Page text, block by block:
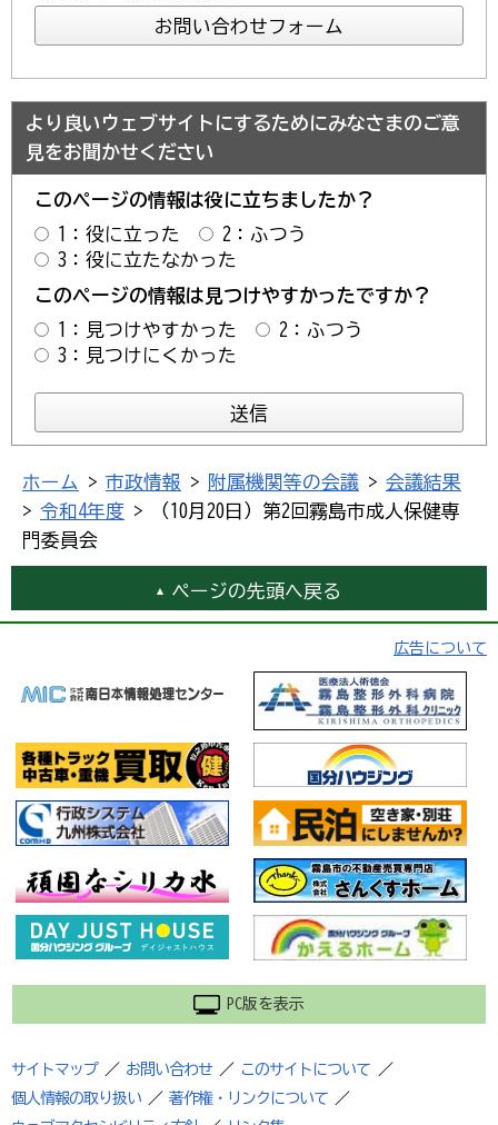
より良いウェブサイトにするためにみなさまのご意
見をお聞かせください
このページの情報は役に立ちましたか？
1：役に立った
2：ふつう
3：役に立たなかった
このページの情報は見つけやすかったですか？
1：見つけやすかった
2：ふつう
3：見つけにくかった
ホーム > 市政情報 > 附属機関等の会議 > 会議結果
> 令和4年度 > （10月20日）第2回霧島市成人保健専
門委員会
ページの先頭へ戻る
広告について
PC版を表示
サイトマップ ／ お問い合わせ ／ このサイトについて
／
個人情報の取り扱い
／ 著作権・リンクについて
／